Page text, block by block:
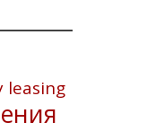
leasing